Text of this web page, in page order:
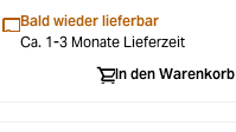
Bald wieder lieferbar
Ca. 1-3 Monate Lieferzeit
In den Warenkorb